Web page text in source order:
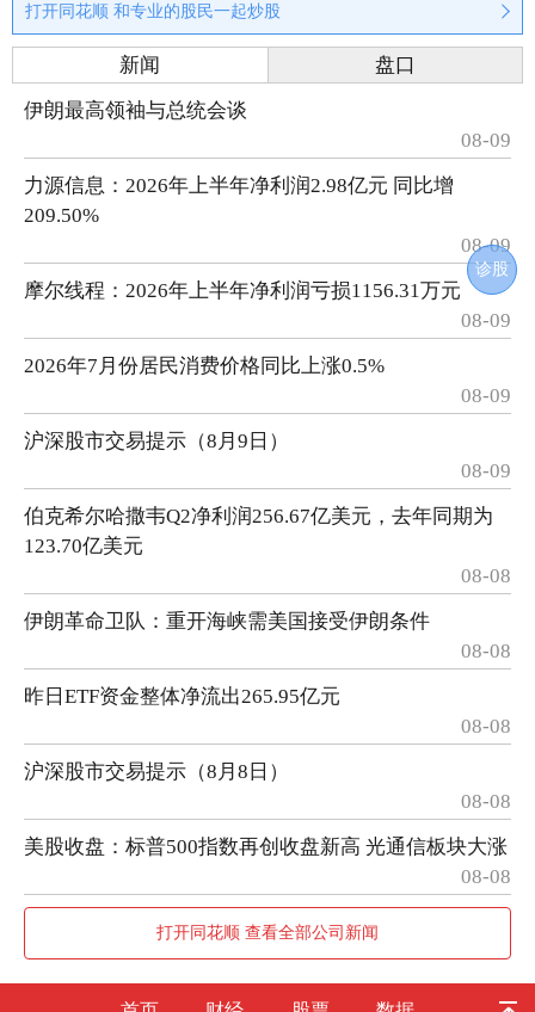
打开同花顺 和专业的股民一起炒股
诊股
新闻
盘口
伊朗最高领袖与总统会谈
08-09
力源信息：2026年上半年净利润2.98亿元 同比增
209.50%
08-09
摩尔线程：2026年上半年净利润亏损1156.31万元
08-09
2026年7月份居民消费价格同比上涨0.5%
08-09
沪深股市交易提示（8月9日）
08-09
伯克希尔哈撒韦Q2净利润256.67亿美元，去年同期为
123.70亿美元
08-08
伊朗革命卫队：重开海峡需美国接受伊朗条件
08-08
昨日ETF资金整体净流出265.95亿元
08-08
沪深股市交易提示（8月8日）
08-08
美股收盘：标普500指数再创收盘新高 光通信板块大涨
08-08
打开同花顺 查看全部公司新闻